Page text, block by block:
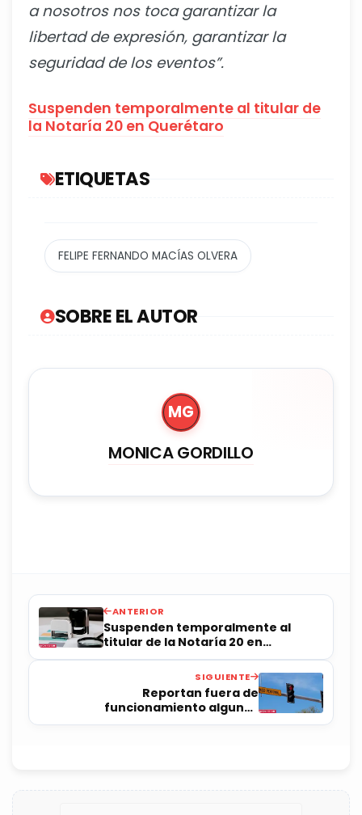
a nosotros nos toca garantizar la
libertad de expresión, garantizar la
seguridad de los eventos”.
Suspenden temporalmente al titular de
la Notaría 20 en Querétaro
ETIQUETAS
FELIPE FERNANDO MACÍAS OLVERA
SOBRE EL AUTOR
MG
MONICA GORDILLO
ANTERIOR
Suspenden temporalmente al
titular de la Notaría 20 en
Querétaro
SIGUIENTE
Reportan fuera de
funcionamiento algunos
semáforos de Querétaro